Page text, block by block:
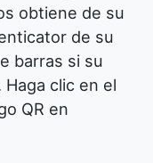
obtiene de su
de su
barras si su
clic en el
QR en